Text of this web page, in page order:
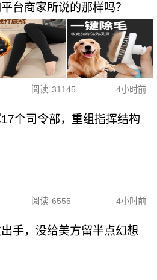
台商家所说的那样吗？
阅读 31145 4小时前
个司令部，重组指挥结构
阅读 6555 4小时前
手，没给美方留半点幻想